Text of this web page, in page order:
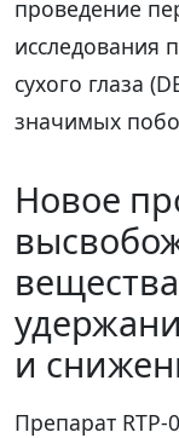
проведение
исследования
сухого глаза
значимых
Новое
и
Препарат RTP-